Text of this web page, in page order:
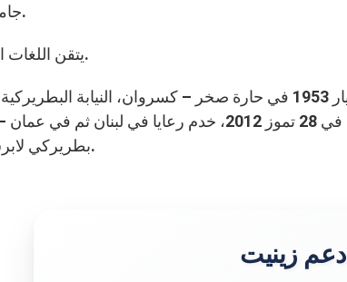
جامعة الروح القدس – الكسليك.
يتقن اللغات العربية والفرنسية والانكليزية.
1979، واسقفًا على القاهرة والسودان في 28 تموز 2012، خدم
بطريركي لابرشية حيفا والاراضي المقدسة.
إدعم زينيت